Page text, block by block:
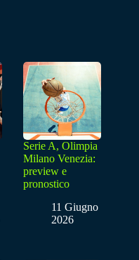
Serie A, Olimpia
Milano Venezia:
preview e
pronostico
11 Giugno
2026